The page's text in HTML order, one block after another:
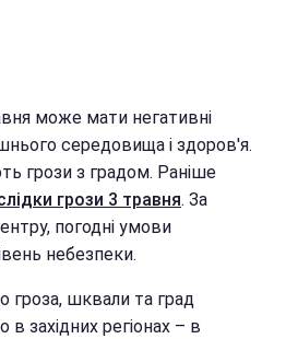
може мати негативні
середовища і здоров'я.
грози з градом. Раніше
грози 3 травня. За
погодні умови
небезпеки.
гроза, шквали та град
західних регіонах – в